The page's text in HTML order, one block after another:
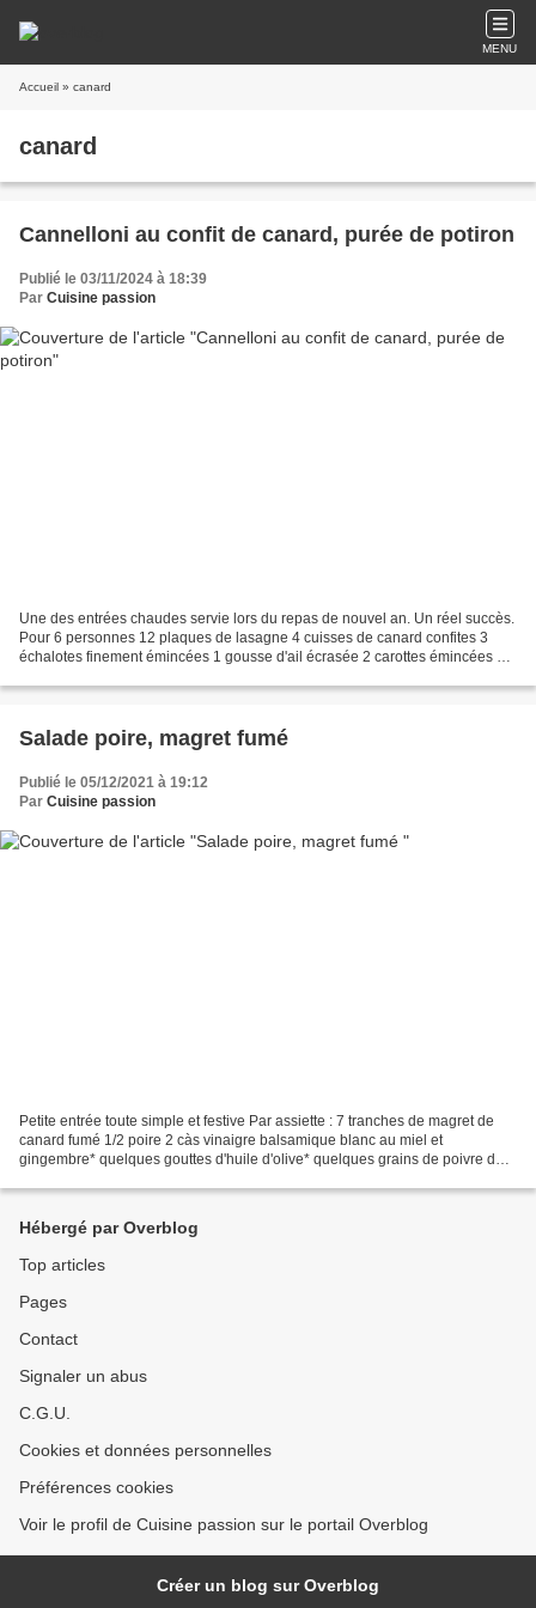
MENU
Accueil » canard
canard
Cannelloni au confit de canard, purée de potiron
Publié le 03/11/2024 à 18:39
Par Cuisine passion
Une des entrées chaudes servie lors du repas de nouvel an. Un réel succès.
Pour 6 personnes 12 plaques de lasagne 4 cuisses de canard confites 3
échalotes finement émincées 1 gousse d'ail écrasée 2 carottes émincées en
Salade poire, magret fumé
Publié le 05/12/2021 à 19:12
Par Cuisine passion
Petite entrée toute simple et festive Par assiette : 7 tranches de magret de
canard fumé 1/2 poire 2 càs vinaigre balsamique blanc au miel et
gingembre* quelques gouttes d'huile d'olive* quelques grains de poivre de
Hébergé par Overblog
Top articles
Pages
Contact
Signaler un abus
C.G.U.
Cookies et données personnelles
Préférences cookies
Voir le profil de Cuisine passion sur le portail Overblog
Créer un blog sur Overblog